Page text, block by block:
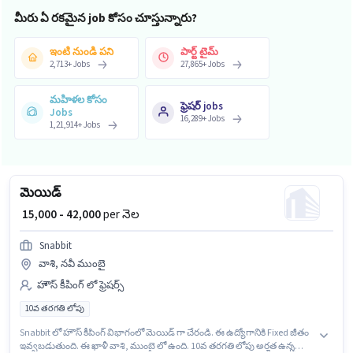
మీరు ఏ రకమైన job కోసం చూస్తున్నారు?
ఇంటి నుండి పని
2,713+Jobs
పార్ట్ టైమ్
27,865+Jobs
మహిళల కోసం
Jobs
1,21,914+Jobs
ఫ్రెషర్ jobs
16,289+Jobs
మెయిడ్
₹ 15,000 - 42,000per నెల
Snabbit
వాశి, నవీ ముంబై
హౌస్ కీపింగ్ లో ఫ్రెషర్స్
10వ తరగతి లోపు
Snabbit లో హౌస్ కీపింగ్ విభాగంలో మెయిడ్ గా చేరండి. ఈ ఉద్యోగానికి Fixed జీతం
ఇవ్వబడుతుంది. ఈ ఖాళీ వాశి, ముంబై లో ఉంది. 10వ తరగతి లోపు అర్హత ఉన్న